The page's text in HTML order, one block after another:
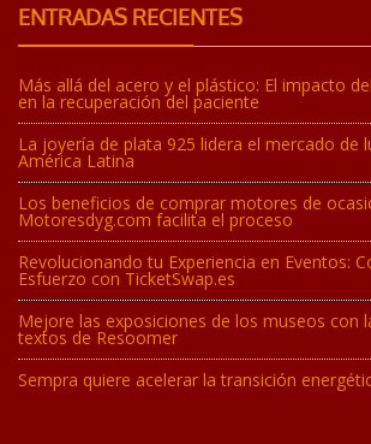
ENTRADAS RECIENTES
Más allá del acero y el plástico: El impacto
en la recuperación del paciente
La joyería de plata 925 lidera el mercado de
América Latina
Los beneficios de comprar motores de
Motoresdyg.com facilita el proceso
Revolucionando tu Experiencia en Eventos:
Esfuerzo con TicketSwap.es
Mejore las exposiciones de los museos con
textos de Resoomer
Sempra quiere acelerar la transición